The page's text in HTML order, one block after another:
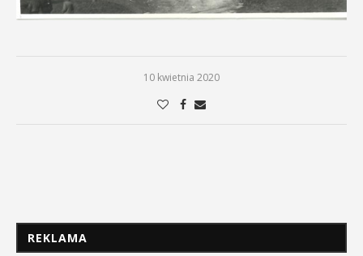
10 kwietnia 2020
REKLAMA